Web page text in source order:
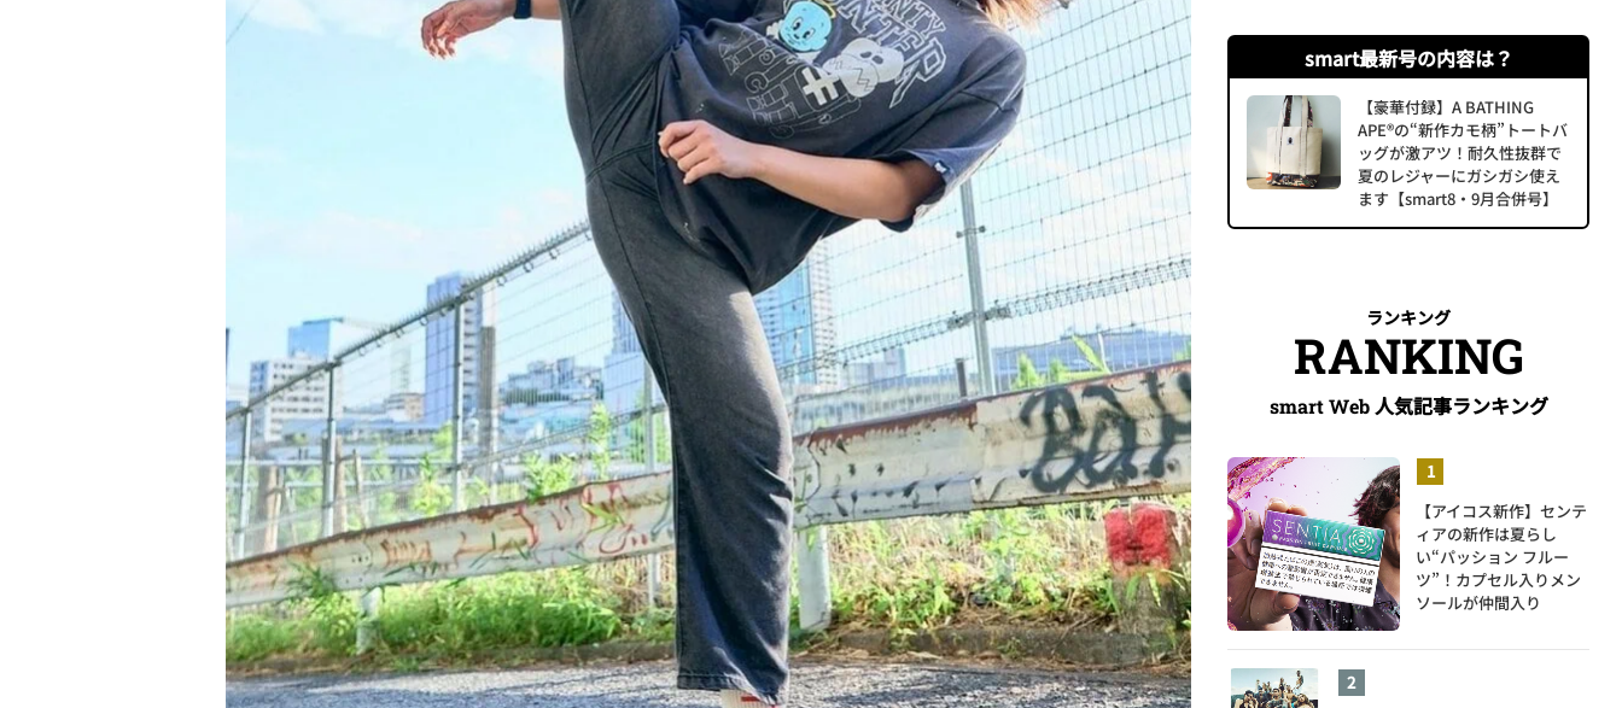
smart最新号の内容は？
【豪華付録】A BATHING
APE®の“新作カモ柄”トートバ
ッグが激アツ！耐久性抜群で
夏のレジャーにガシガシ使え
ます【smart8・9月合併号】
ランキング
RANKING
smart Web人気記事ランキング
【アイコス新作】センテ
ィアの新作は夏らし
い“パッション フルー
ツ”！カプセル入りメン
ソールが仲間入り